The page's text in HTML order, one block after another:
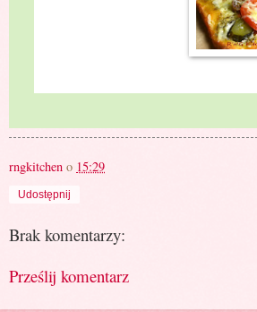
rngkitchen o 15:29
Udostępnij
Brak komentarzy:
Prześlij komentarz